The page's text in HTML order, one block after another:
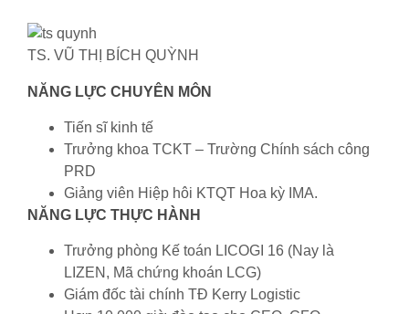
TS. VŨ THỊ BÍCH QUỲNH
NĂNG LỰC CHUYÊN MÔN
Tiến sĩ kinh tế
Trưởng khoa TCKT – Trường Chính sách công
PRD
Giảng viên Hiệp hôi KTQT Hoa kỳ IMA.
NĂNG LỰC THỰC HÀNH
Trưởng phòng Kế toán LICOGI 16 (Nay là
LIZEN, Mã chứng khoán LCG)
Giám đốc tài chính TĐ Kerry Logistic